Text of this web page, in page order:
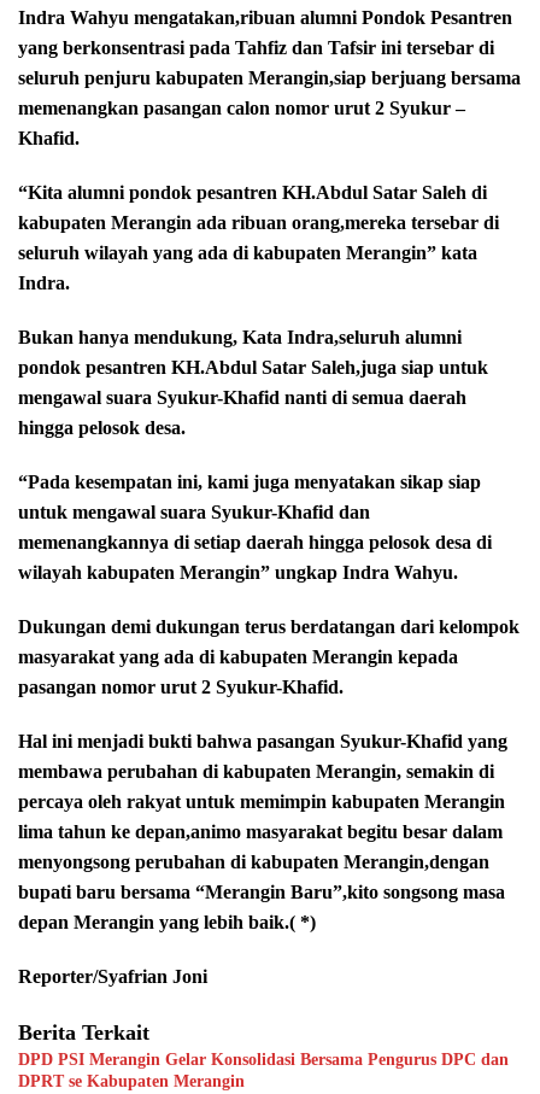
Indra Wahyu mengatakan,ribuan alumni Pondok Pesantren
yang berkonsentrasi pada Tahfiz dan Tafsir ini tersebar di
seluruh penjuru kabupaten Merangin,siap berjuang bersama
memenangkan pasangan calon nomor urut 2 Syukur –
Khafid.
“Kita alumni pondok pesantren KH.Abdul Satar Saleh di
kabupaten Merangin ada ribuan orang,mereka tersebar di
seluruh wilayah yang ada di kabupaten Merangin” kata
Indra.
Bukan hanya mendukung, Kata Indra,seluruh alumni
pondok pesantren KH.Abdul Satar Saleh,juga siap untuk
mengawal suara Syukur-Khafid nanti di semua daerah
hingga pelosok desa.
“Pada kesempatan ini, kami juga menyatakan sikap siap
untuk mengawal suara Syukur-Khafid dan
memenangkannya di setiap daerah hingga pelosok desa di
wilayah kabupaten Merangin” ungkap Indra Wahyu.
Dukungan demi dukungan terus berdatangan dari kelompok
masyarakat yang ada di kabupaten Merangin kepada
pasangan nomor urut 2 Syukur-Khafid.
Hal ini menjadi bukti bahwa pasangan Syukur-Khafid yang
membawa perubahan di kabupaten Merangin, semakin di
percaya oleh rakyat untuk memimpin kabupaten Merangin
lima tahun ke depan,animo masyarakat begitu besar dalam
menyongsong perubahan di kabupaten Merangin,dengan
bupati baru bersama “Merangin Baru”,kito songsong masa
depan Merangin yang lebih baik.( *)
Reporter/Syafrian Joni
Berita Terkait
DPD PSI Merangin Gelar Konsolidasi Bersama Pengurus DPC dan
DPRT se Kabupaten Merangin